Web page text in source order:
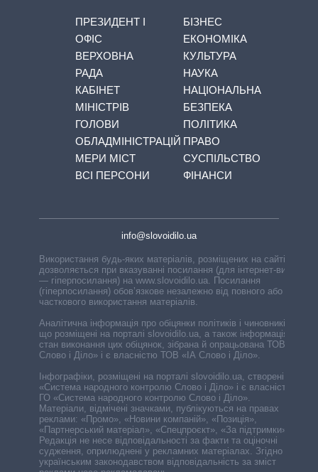
ПРЕЗИДЕНТ І
ОФІС
ВЕРХОВНА
РАДА
КАБІНЕТ
МІНІСТРІВ
ГОЛОВИ
ОБЛАДМІНІСТРАЦІЙ
МЕРИ МІСТ
ВСІ ПЕРСОНИ
БІЗНЕС
ЕКОНОМІКА
КУЛЬТУРА
НАУКА
НАЦІОНАЛЬНА
БЕЗПЕКА
ПОЛІТИКА
ПРАВО
СУСПІЛЬСТВО
ФІНАНСИ
info@slovoidilo.ua
Використання будь-яких матеріалів, розміщених на сайті,
дозволяється при вказуванні посилання (для інтернет-видань
— гіперпосилання) на www.slovoidilo.ua. Посилання
(гіперпосилання) обов’язкове незалежно від повного або
часткового використання матеріалів.
Аналітична інформація про обіцянки політиків і чиновників,
що розміщені на порталі slovoidilo.ua, а також інформація про
стан виконання цих обіцянок, зібрана й опрацьована ТОВ «ІА
Слово і Діло» і є власністю ТОВ «ІА Слово і Діло».
Інфографіки, розміщені на порталі slovoidilo.ua, створені ГО
«Система народного контролю Слово і Діло» і є власністю
ГО «Система народного контролю Слово і Діло».
Матеріали, відмічені значками, публікуються на правах
реклами: «Промо», «Новини компаній», «Позиція»,
«Партнерський матеріал», «Спецпроєкт», «За підтримки».
Редакція не несе відповідальності за факти та оціночні
судження, оприлюднені у рекламних матеріалах. Згідно з
українським законодавством відповідальність за зміст